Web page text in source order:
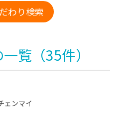
一覧 （35件）
ェンマイ
わり検索